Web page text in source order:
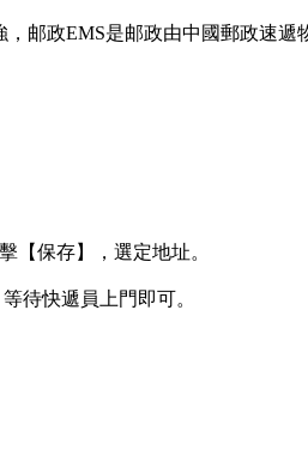
邮政EMS是邮政由中國郵政速遞
【保存】，選定地址。
待快遞員上門即可。